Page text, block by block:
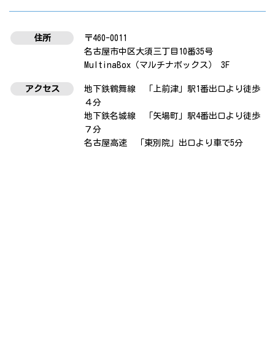
住所
〒460-0011
名古屋市中区大須三丁目10番35号
MultinaBox（マルチナボックス） 3F
アクセス
地下鉄鶴舞線 「上前津」駅1番出口より徒歩
４分
地下鉄名城線 「矢場町」駅4番出口より徒歩
７分
名古屋高速 「東別院」出口より車で5分